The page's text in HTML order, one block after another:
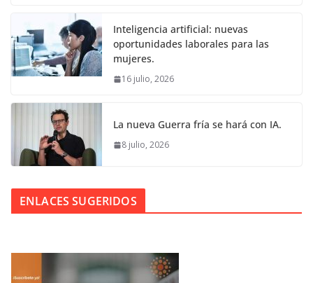
Inteligencia artificial: nuevas
oportunidades laborales para las
mujeres.
16 julio, 2026
La nueva Guerra fría se hará con IA.
8 julio, 2026
ENLACES SUGERIDOS